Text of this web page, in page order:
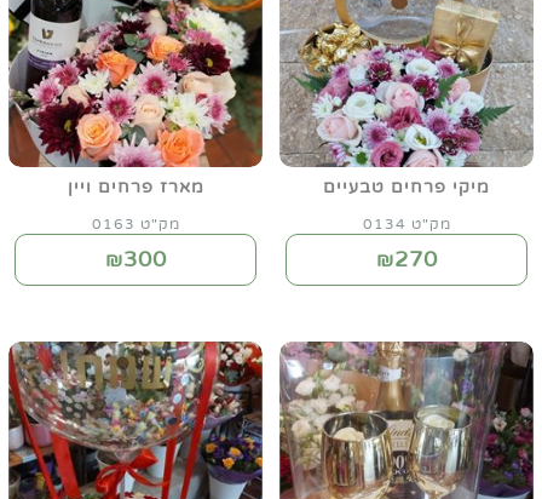
מיקי פרחים טבעיים
מק"ט 0134
₪270
מארז פרחים ויין
מק"ט 0163
₪300